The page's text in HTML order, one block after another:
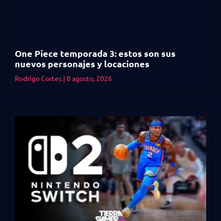
One Piece temporada 3: estos son sus
nuevos personajes y locaciones
Rodrigo Cortes 8 agosto, 2026